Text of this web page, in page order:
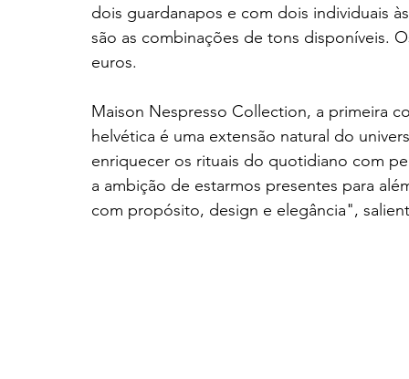
dois guardanapos e com dois individuais
são as combinações de tons disponíveis.
euros.
Maison Nespresso Collection, a primeira
helvética é uma extensão natural do
enriquecer os rituais do quotidiano com
a ambição de estarmos presentes para
com propósito, design e elegância",